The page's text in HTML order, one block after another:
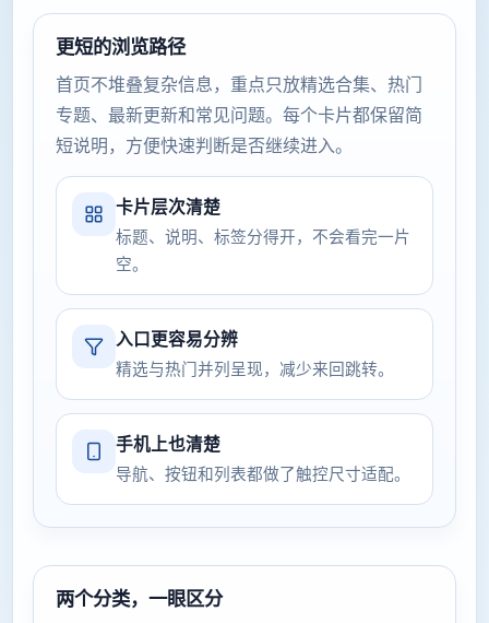
更短的浏览路径
首页不堆叠复杂信息，重点只放精选合集、热门
专题、最新更新和常见问题。每个卡片都保留简
短说明，方便快速判断是否继续进入。
卡片层次清楚
标题、说明、标签分得开，不会看完一片
空。
入口更容易分辨
精选与热门并列呈现，减少来回跳转。
手机上也清楚
导航、按钮和列表都做了触控尺寸适配。
两个分类，一眼区分